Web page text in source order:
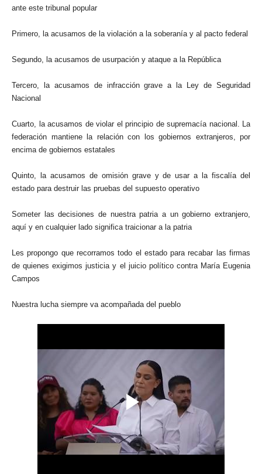
ante este tribunal popular
Primero, la acusamos de la violación a la soberanía y al pacto federal
Segundo, la acusamos de usurpación y ataque a la República
Tercero, la acusamos de infracción grave a la Ley de Seguridad
Nacional
Cuarto, la acusamos de violar el principio de supremacía nacional. La
federación mantiene la relación con los gobiernos extranjeros, por
encima de gobiernos estatales
Quinto, la acusamos de omisión grave y de usar a la fiscalía del
estado para destruir las pruebas del supuesto operativo
Someter las decisiones de nuestra patria a un gobierno extranjero,
aquí y en cualquier lado significa traicionar a la patria
Les propongo que recorramos todo el estado para recabar las firmas
de quienes exigimos justicia y el juicio político contra María Eugenia
Campos
Nuestra lucha siempre va acompañada del pueblo